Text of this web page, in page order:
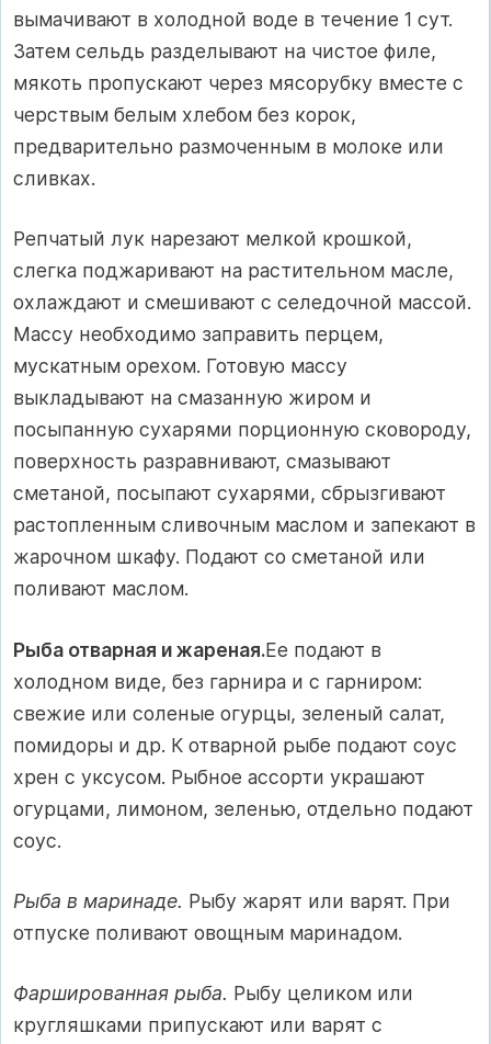
вымачивают в холодной воде в течение 1 сут.
Затем сельдь разделывают на чистое филе,
мякоть пропускают через мясорубку вместе с
черствым белым хлебом без корок,
предварительно размоченным в молоке или
сливках.
Репчатый лук нарезают мелкой крошкой,
слегка поджаривают на растительном масле,
охлаждают и смешивают с селедочной массой.
Массу необходимо заправить перцем,
мускатным орехом. Готовую массу
выкладывают на смазанную жиром и
посыпанную сухарями порционную сковороду,
поверхность разравнивают, смазывают
сметаной, посыпают сухарями, сбрызгивают
растопленным сливочным маслом и запекают в
жарочном шкафу. Подают со сметаной или
поливают маслом.
Рыба отварная и жареная.Ее подают в
холодном виде, без гарнира и с гарниром:
свежие или соленые огурцы, зеленый салат,
помидоры и др. К отварной рыбе подают соус
хрен с уксусом. Рыбное ассорти украшают
огурцами, лимоном, зеленью, отдельно подают
соус.
Рыба в маринаде. Рыбу жарят или варят. При
отпуске поливают овощным маринадом.
Фаршированная рыба. Рыбу целиком или
кругляшками припускают или варят с